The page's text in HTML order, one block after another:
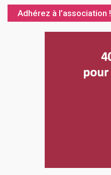
Adhérez à l’association !